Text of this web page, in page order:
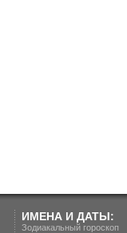
ИМЕНА И ДАТЫ:
Зодиакальный гороскоп